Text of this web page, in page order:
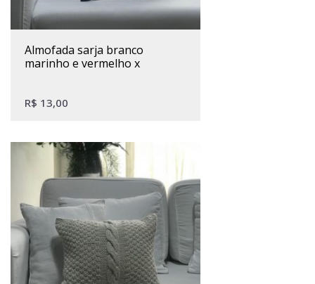
almofada sarja branco
marinho e vermelho x
R$ 13,00